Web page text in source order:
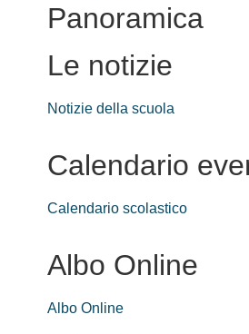
Panoramica
Le notizie
Notizie della scuola
Calendario
Calendario scolastico
Albo Online
Albo Online